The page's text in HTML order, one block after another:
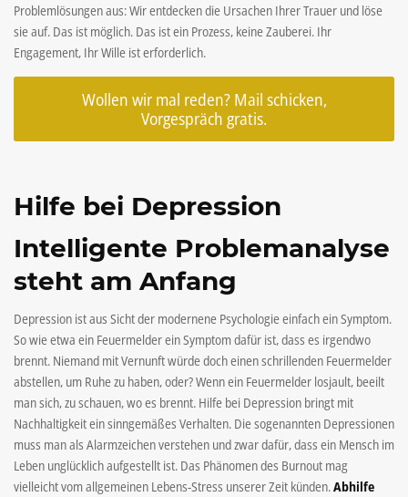
Problemlösungen aus: Wir entdecken die Ursachen Ihrer Trauer und löse
sie auf. Das ist möglich. Das ist ein Prozess, keine Zauberei. Ihr
Engagement, Ihr Wille ist erforderlich.
Wollen wir mal reden? Mail schicken,
Vorgespräch gratis.
Hilfe bei Depression
Intelligente Problemanalyse
steht am Anfang
Depression ist aus Sicht der modernene Psychologie einfach ein Symptom.
So wie etwa ein Feuermelder ein Symptom dafür ist, dass es irgendwo
brennt. Niemand mit Vernunft würde doch einen schrillenden Feuermelder
abstellen, um Ruhe zu haben, oder? Wenn ein Feuermelder losjault, beeilt
man sich, zu schauen, wo es brennt. Hilfe bei Depression bringt mit
Nachhaltigkeit ein sinngemäßes Verhalten. Die sogenannten Depressionen
muss man als Alarmzeichen verstehen und zwar dafür, dass ein Mensch im
Leben unglücklich aufgestellt ist. Das Phänomen des Burnout mag
vielleicht vom allgemeinen Lebens-Stress unserer Zeit künden.Abhilfe